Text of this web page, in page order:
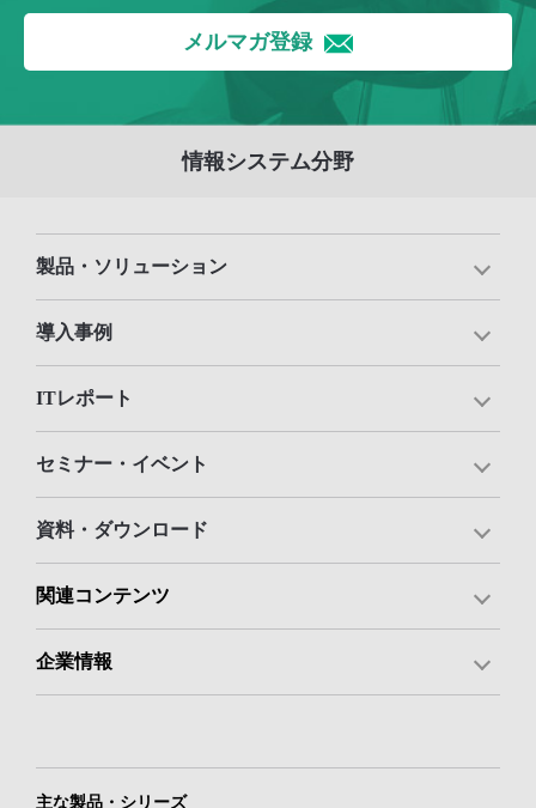
メルマガ登録
情報システム分野
製品・ソリューション
導入事例
ITレポート
セミナー・イベント
資料・ダウンロード
関連コンテンツ
企業情報
主な製品・シリーズ